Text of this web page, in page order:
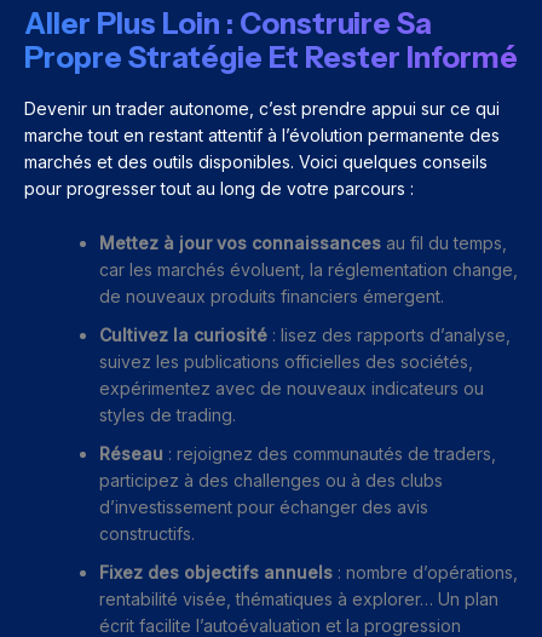
Aller Plus Loin : Construire Sa
Propre Stratégie Et Rester Informé
Devenir un trader autonome, c’est prendre appui sur ce qui
marche tout en restant attentif à l’évolution permanente des
marchés et des outils disponibles. Voici quelques conseils
pour progresser tout au long de votre parcours :
Mettez à jour vos connaissances au fil du temps,
car les marchés évoluent, la réglementation change,
de nouveaux produits financiers émergent.
Cultivez la curiosité : lisez des rapports d’analyse,
suivez les publications officielles des sociétés,
expérimentez avec de nouveaux indicateurs ou
styles de trading.
Réseau : rejoignez des communautés de traders,
participez à des challenges ou à des clubs
d’investissement pour échanger des avis
constructifs.
Fixez des objectifs annuels : nombre d’opérations,
rentabilité visée, thématiques à explorer… Un plan
écrit facilite l’autoévaluation et la progression